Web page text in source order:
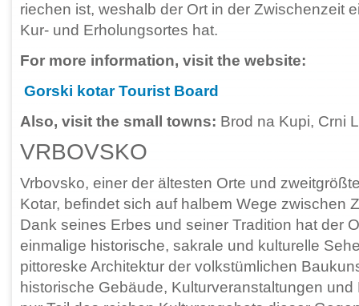
riechen ist, weshalb der Ort in der Zwischenzeit
Kur- und Erholungsortes hat.
For more information, visit the website:
Gorski kotar Tourist Board
Also, visit the small towns: Brod na Kupi, Crni
VRBOVSKO
Vrbovsko, einer der ältesten Orte und
Kotar, befindet sich auf halbem Wege zwischen
Dank seines Erbes und seiner Tradition hat der
einmalige historische, sakrale und kulturelle
pittoreske Architektur der volkstümlichen
historische Gebäude, Kulturveranstaltungen